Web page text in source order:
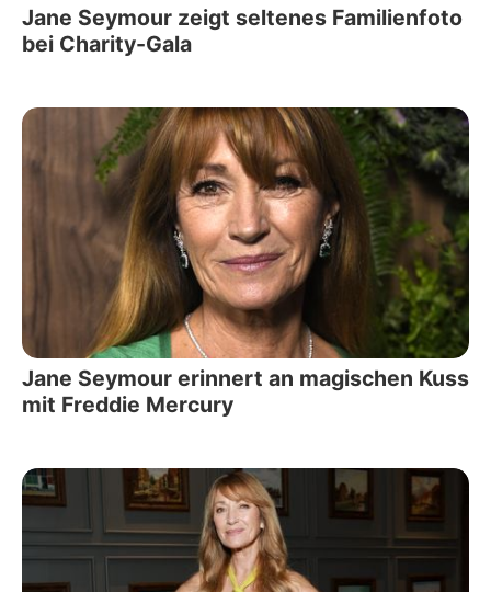
Jane Seymour zeigt seltenes Familienfoto
bei Charity-Gala
Jane Seymour erinnert an magischen Kuss
mit Freddie Mercury